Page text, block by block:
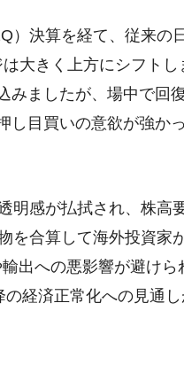
）決算を経て、従来の
大きく上方にシフト
みましたが、場中で回
目買いの意欲が強か
明感が払拭され、株高
を合算して海外投資家
出への悪影響が避けら
経済正常化への見通